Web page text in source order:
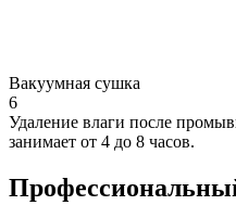
Вакуумная сушка
6
Удаление влаги после
занимает от 4 до 8 часов.